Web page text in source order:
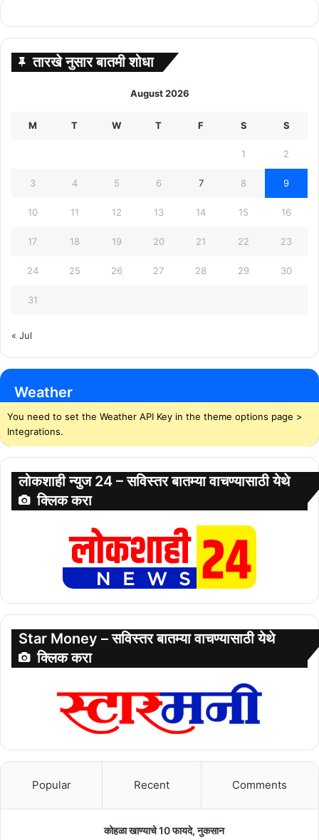
तारखे नुसार बातमी शोधा
August 2026
M T W T F S S
1 2
3 4 5 6 7 8 9
10 11 12 13 14 15 16
17 18 19 20 21 22 23
24 25 26 27 28 29 30
31
« Jul
Weather
You need to set the Weather API Key in the theme options page >
Integrations.
लोकशाही न्युज 24 – सविस्तर बातम्या वाचण्यासाठी येथे
क्लिक करा
Star Money – सविस्तर बातम्या वाचण्यासाठी येथे
क्लिक करा
Popular Recent Comments
कोहळा खाण्याचे 10 फायदे, नुकसान